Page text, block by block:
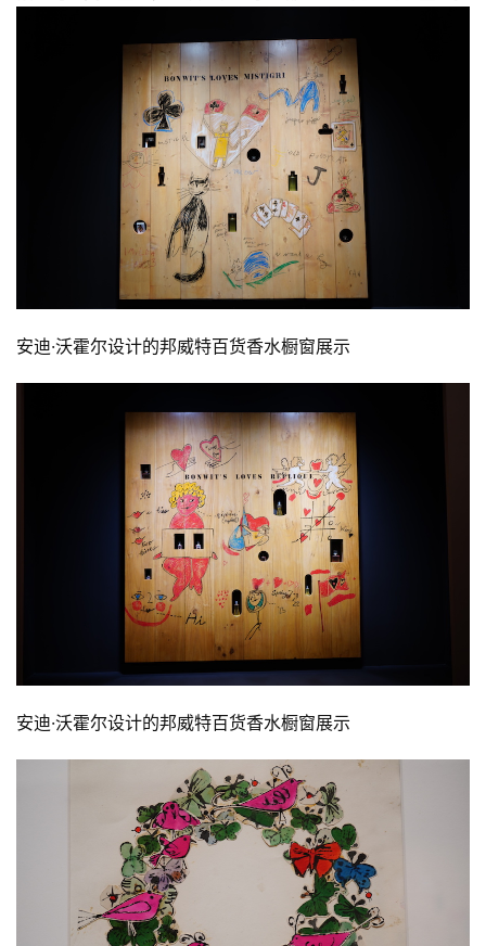
安迪·沃霍尔设计的邦威特百货香水橱窗展示
安迪·沃霍尔设计的邦威特百货香水橱窗展示